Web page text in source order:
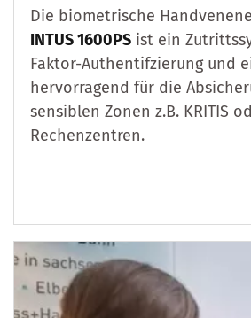
Die biometrische
INTUS 1600PS ist ein
Faktor-Authentifzierung und
hervorragend für die
sensiblen Zonen z.B. KRITIS
Rechenzentren.